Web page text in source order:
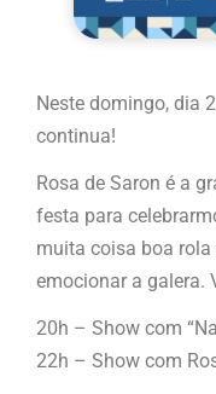
Neste domingo, dia
continua!
Rosa de Saron é a
festa para
muita coisa boa
emocionar a galera.
20h – Show com
22h – Show com